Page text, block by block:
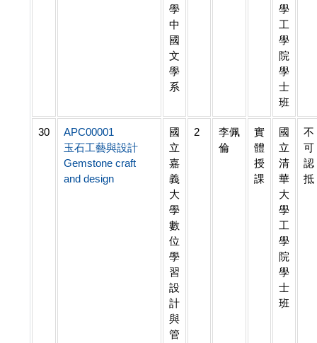
學
中
國
文
學
系
學
工
學
院
學
士
班
30
APC00001
玉石工藝與設計
Gemstone craft
and design
國
立
嘉
義
大
學
數
位
學
習
設
計
與
管
2
李佩
倫
實
體
授
課
國
立
清
華
大
學
工
學
院
學
士
班
不
可
認
抵